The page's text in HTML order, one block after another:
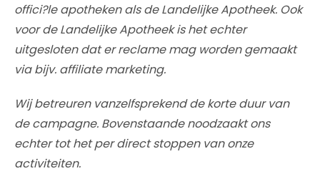
offici?le apotheken als de Landelijke Apotheek. Ook
voor de Landelijke Apotheek is het echter
uitgesloten dat er reclame mag worden gemaakt
via bijv. affiliate marketing.
Wij betreuren vanzelfsprekend de korte duur van
de campagne. Bovenstaande noodzaakt ons
echter tot het per direct stoppen van onze
activiteiten.